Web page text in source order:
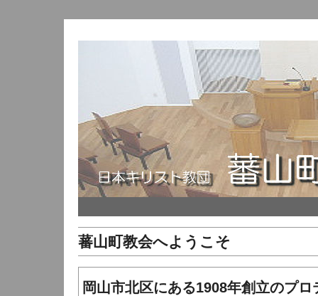
蕃山町教会へようこそ
岡山市北区にある1908年創立のプ